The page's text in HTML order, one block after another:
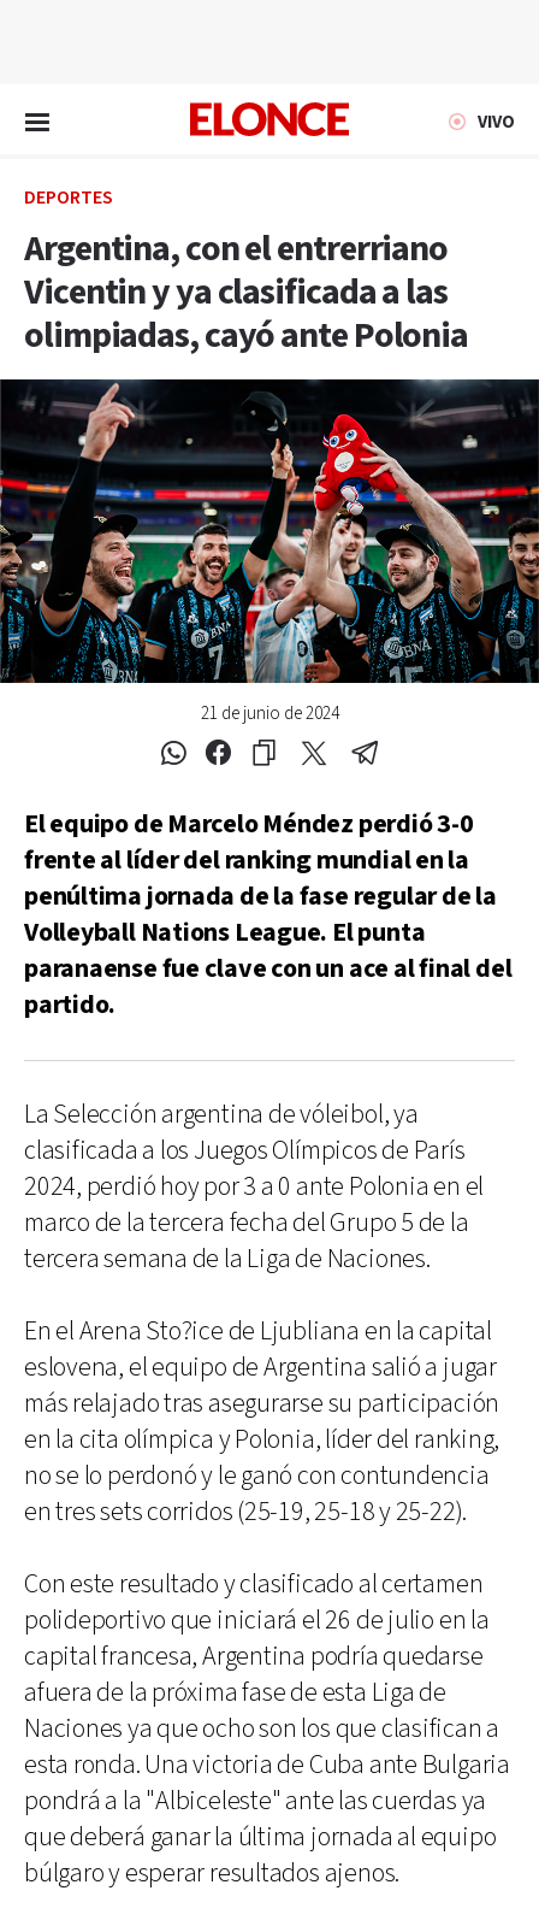
VIVO
DEPORTES
Argentina, con el entrerriano
Vicentin y ya clasificada a las
olimpiadas, cayó ante Polonia
21 de junio de 2024
El equipo de Marcelo Méndez perdió 3-0
frente al líder del ranking mundial en la
penúltima jornada de la fase regular de la
Volleyball Nations League. El punta
paranaense fue clave con un ace al final del
partido.
La Selección argentina de vóleibol, ya
clasificada a los Juegos Olímpicos de París
2024, perdió hoy por 3 a 0 ante Polonia en el
marco de la tercera fecha del Grupo 5 de la
tercera semana de la Liga de Naciones.
En el Arena Sto?ice de Ljubliana en la capital
eslovena, el equipo de Argentina salió a jugar
más relajado tras asegurarse su participación
en la cita olímpica y Polonia, líder del ranking,
no se lo perdonó y le ganó con contundencia
en tres sets corridos (25-19, 25-18 y 25-22).
Con este resultado y clasificado al certamen
polideportivo que iniciará el 26 de julio en la
capital francesa, Argentina podría quedarse
afuera de la próxima fase de esta Liga de
Naciones ya que ocho son los que clasifican a
esta ronda. Una victoria de Cuba ante Bulgaria
pondrá a la "Albiceleste" ante las cuerdas ya
que deberá ganar la última jornada al equipo
búlgaro y esperar resultados ajenos.